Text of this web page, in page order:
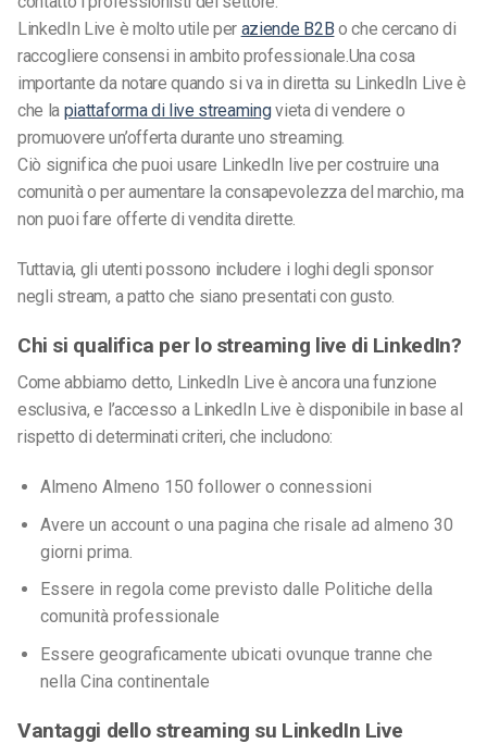
LinkedIn Live è molto utile per aziende B2B o che cercano di
raccogliere consensi in ambito professionale.Una cosa
importante da notare quando si va in diretta su LinkedIn Live è
che la piattaforma di live streamingvieta di vendere o
promuovere un’offerta durante uno streaming.
Ciò significa che puoi usare LinkedIn live per costruire una
comunità o per aumentare la consapevolezza del marchio, ma
non puoi fare offerte di vendita dirette.
Tuttavia, gli utenti possono includere i loghi degli sponsor
negli stream, a patto che siano presentati con gusto.
Chi si qualifica per lo streaming live di LinkedIn?
Come abbiamo detto, LinkedIn Live è ancora una funzione
esclusiva, e l’accesso a LinkedIn Live è disponibile in base al
rispetto di determinati criteri, che includono:
Almeno Almeno 150 follower o connessioni
Avere un account o una pagina che risale ad almeno 30
giorni prima.
Essere in regola come previsto dalle Politiche della
comunità professionale
Essere geograficamente ubicati ovunque tranne che
nella Cina continentale
Vantaggi dello streaming su LinkedIn Live